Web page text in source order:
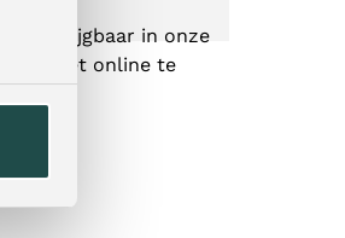
verkrijgbaar in onze
- niet online te